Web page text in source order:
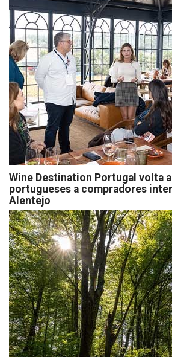
Wine Destination Portugal volta
portugueses a compradores
Alentejo